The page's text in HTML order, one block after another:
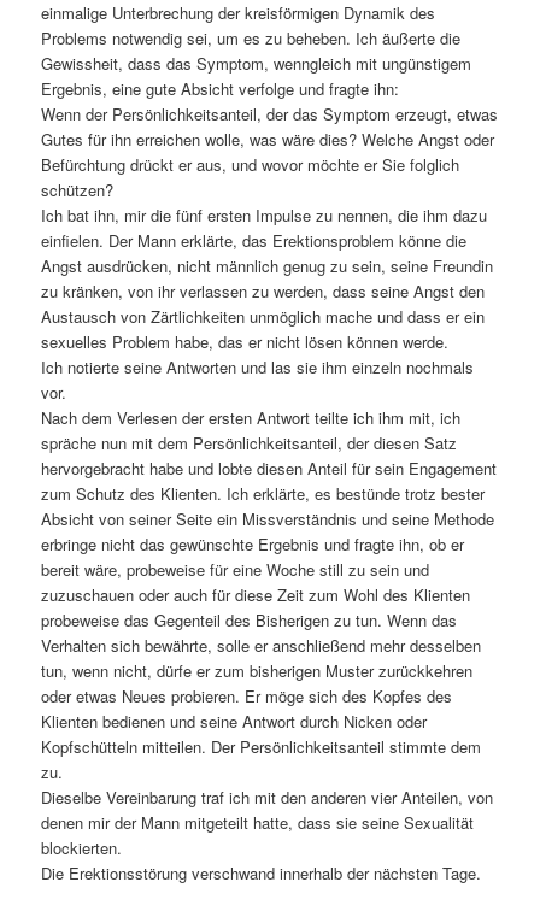
einmalige Unterbrechung der kreisförmigen Dynamik des
Problems notwendig sei, um es zu beheben. Ich äußerte die
Gewissheit, dass das Symptom, wenngleich mit ungünstigem
Ergebnis, eine gute Absicht verfolge und fragte ihn:
Wenn der Persönlichkeitsanteil, der das Symptom erzeugt, etwas
Gutes für ihn erreichen wolle, was wäre dies? Welche Angst oder
Befürchtung drückt er aus, und wovor möchte er Sie folglich
schützen?
Ich bat ihn, mir die fünf ersten Impulse zu nennen, die ihm dazu
einfielen. Der Mann erklärte, das Erektionsproblem könne die
Angst ausdrücken, nicht männlich genug zu sein, seine Freundin
zu kränken, von ihr verlassen zu werden, dass seine Angst den
Austausch von Zärtlichkeiten unmöglich mache und dass er ein
sexuelles Problem habe, das er nicht lösen können werde.
Ich notierte seine Antworten und las sie ihm einzeln nochmals
vor.
Nach dem Verlesen der ersten Antwort teilte ich ihm mit, ich
spräche nun mit dem Persönlichkeitsanteil, der diesen Satz
hervorgebracht habe und lobte diesen Anteil für sein Engagement
zum Schutz des Klienten. Ich erklärte, es bestünde trotz bester
Absicht von seiner Seite ein Missverständnis und seine Methode
erbringe nicht das gewünschte Ergebnis und fragte ihn, ob er
bereit wäre, probeweise für eine Woche still zu sein und
zuzuschauen oder auch für diese Zeit zum Wohl des Klienten
probeweise das Gegenteil des Bisherigen zu tun. Wenn das
Verhalten sich bewährte, solle er anschließend mehr desselben
tun, wenn nicht, dürfe er zum bisherigen Muster zurückkehren
oder etwas Neues probieren. Er möge sich des Kopfes des
Klienten bedienen und seine Antwort durch Nicken oder
Kopfschütteln mitteilen. Der Persönlichkeitsanteil stimmte dem
zu.
Dieselbe Vereinbarung traf ich mit den anderen vier Anteilen, von
denen mir der Mann mitgeteilt hatte, dass sie seine Sexualität
blockierten.
Die Erektionsstörung verschwand innerhalb der nächsten Tage.